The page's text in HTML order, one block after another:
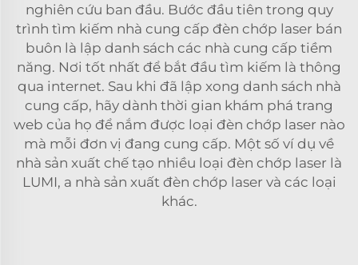
nghiên cứu ban đầu. Bước đầu tiên trong quy
trình tìm kiếm nhà cung cấp đèn chớp laser bán
buôn là lập danh sách các nhà cung cấp tiềm
năng. Nơi tốt nhất để bắt đầu tìm kiếm là thông
qua internet. Sau khi đã lập xong danh sách nhà
cung cấp, hãy dành thời gian khám phá trang
web của họ để nắm được loại đèn chớp laser nào
mà mỗi đơn vị đang cung cấp. Một số ví dụ về
nhà sản xuất chế tạo nhiều loại đèn chớp laser là
LUMI, a nhà sản xuất đèn chớp laser và các loại
khác.